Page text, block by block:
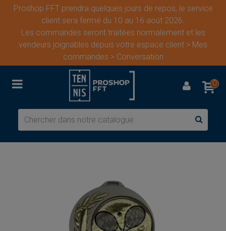
Proshop FFT prendra quelques jours de repos, le service
client sera fermé du 10 au 16 août 2026.
Les commandes seront traitées normalement et les
vendeurs joignables depuis votre espace client > Mes
commandes > Conversation
0